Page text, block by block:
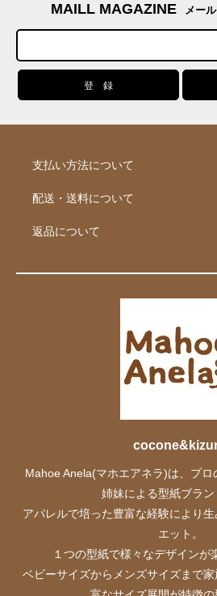
MAILL MAGAZINE メー
支払い方法について
配送・送料について
返品について
Mahoe Anela(マホエアネラ)は、プ
姉妹による型紙ブラン
アパレルで培った豊富な経験により
エット。
１つの型紙で様々なデザインが
ベビーサイズからメンズサイズまで